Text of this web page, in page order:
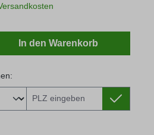
Gib den gewünschten
In den Warenkorb